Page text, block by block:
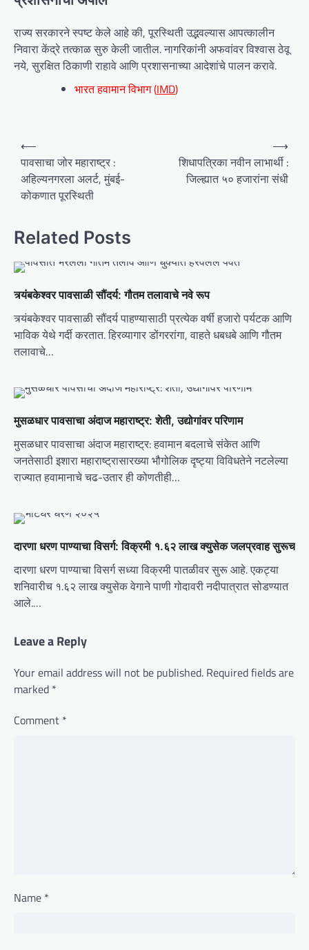
राज्य सरकारने स्पष्ट केले आहे की, पूरस्थिती उद्भवल्यास आपत्कालीन
निवारा केंद्रे तत्काळ सुरु केली जातील. नागरिकांनी अफवांवर विश्वास ठेवू
नये, सुरक्षित ठिकाणी राहावे आणि प्रशासनाच्या आदेशांचे पालन करावे.
भारत हवामान विभाग (IMD)
o
n
a
v
i
g
a
t
o
n
⟵
पावसाचा जोर महाराष्ट्र :
अहिल्यनगरला अलर्ट, मुंबई-
कोकणात पूरस्थिती
शिधापत्रिका नवीन लाभार्थी :
जिल्ह्यात ५० हजारांना संधी
⟶
Related Posts
त्र्यंबकेश्वर पावसाळी सौंदर्य: गौतम तलावाचे नवे रूप
त्र्यंबकेश्वर पावसाळी सौंदर्य पाहण्यासाठी प्रत्येक वर्षी हजारो पर्यटक आणि
भाविक येथे गर्दी करतात. हिरव्यागार डोंगररांगा, वाहते धबधबे आणि गौतम
तलावाचे…
मुसळधार पावसाचा अंदाज महाराष्ट्र: शेती, उद्योगांवर परिणाम
मुसळधार पावसाचा अंदाज महाराष्ट्र: हवामान बदलाचे संकेत आणि
जनतेसाठी इशारा महाराष्ट्रासारख्या भौगोलिक दृष्ट्या विविधतेने नटलेल्या
राज्यात हवामानाचे चढ-उतार ही कोणतीही…
दारणा धरण पाण्याचा विसर्ग: विक्रमी १.६२ लाख क्युसेक जलप्रवाह सुरूच
दारणा धरण पाण्याचा विसर्ग सध्या विक्रमी पातळीवर सुरू आहे. एकट्या
शनिवारीच १.६२ लाख क्युसेक वेगाने पाणी गोदावरी नदीपात्रात सोडण्यात
आले.…
Leave a Reply
Your email address will not be published. Required fields are
marked *
Comment *
Name *